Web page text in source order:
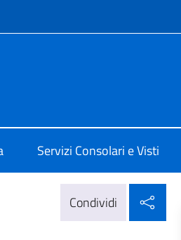
Servizi Consolari e Visti
Condividi